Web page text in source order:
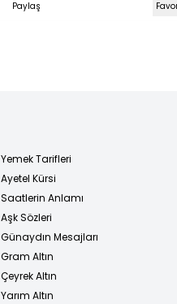
Paylaş
Yemek Tarifleri
Ayetel Kürsi
Saatlerin Anlamı
Aşk Sözleri
Günaydın Mesajları
Gram Altın
Çeyrek Altın
Yarım Altın